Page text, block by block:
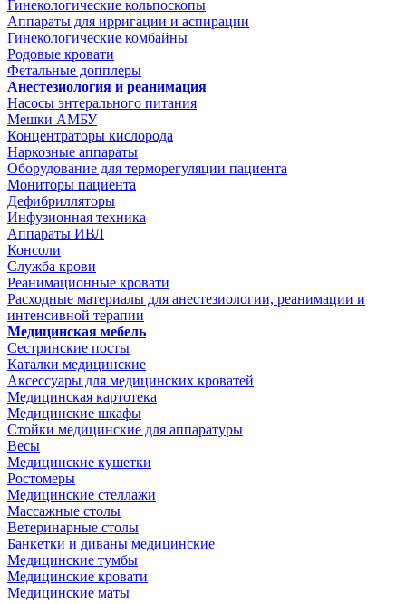
Гинекологические кольпоскопы
Аппараты для ирригации и аспирации
Гинекологические комбайны
Родовые кровати
Фетальные допплеры
Анестезиология и реанимация
Насосы энтерального питания
Мешки АМБУ
Концентраторы кислорода
Наркозные аппараты
Оборудование для терморегуляции пациента
Мониторы пациента
Дефибрилляторы
Инфузионная техника
Аппараты ИВЛ
Консоли
Служба крови
Реанимационные кровати
Расходные материалы для анестезиологии, реанимации и
интенсивной терапии
Медицинская мебель
Сестринские посты
Каталки медицинские
Аксессуары для медицинских кроватей
Медицинская картотека
Медицинские шкафы
Стойки медицинские для аппаратуры
Весы
Медицинские кушетки
Ростомеры
Медицинские стеллажи
Массажные столы
Ветеринарные столы
Банкетки и диваны медицинские
Медицинские тумбы
Медицинские кровати
Медицинские маты